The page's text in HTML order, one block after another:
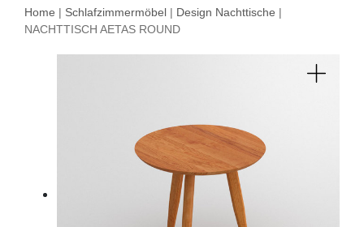
Home | Schlafzimmermöbel | Design Nachttische |
NACHTTISCH AETAS ROUND